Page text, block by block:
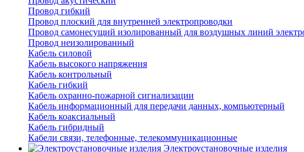
Провод гибкий
Провод плоский для внутренней электропроводки
Провод самонесущий изолированный для воздушных линий
Провод неизолированный
Кабель силовой
Кабель высокого напряжения
Кабель контрольный
Кабель гибкий
Кабель охранно-пожарной сигнализации
Кабель информационный для передачи данных, компьютерный
Кабель коаксиальный
Кабель гибридный
Кабели связи, телефонные, телекоммуникационные
Электроустановочные изделия